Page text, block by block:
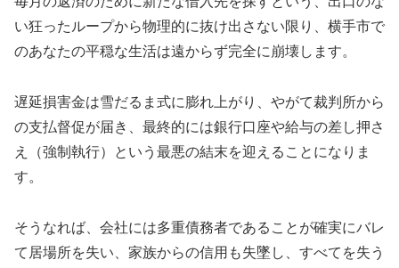
い狂ったループから物理的に抜け出さない限り、横手市で
のあなたの平穏な生活は遠からず完全に崩壊します。
遅延損害金は雪だるま式に膨れ上がり、やがて裁判所から
の支払督促が届き、最終的には銀行口座や給与の差し押さ
え（強制執行）という最悪の結末を迎えることになりま
す。
そうなれば、会社には多重債務者であることが確実にバレ
て居場所を失い、家族からの信用も失墜し、すべてを失う